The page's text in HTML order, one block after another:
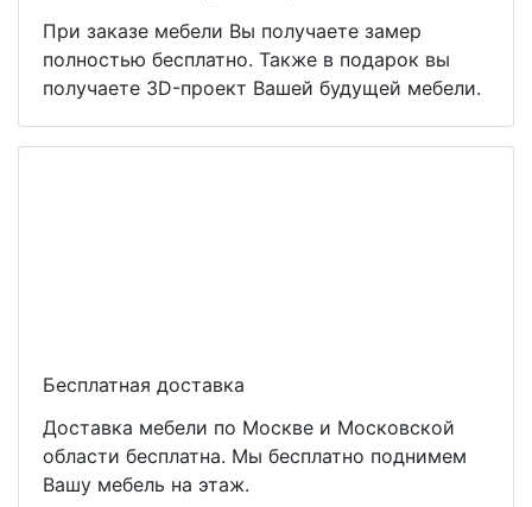
При заказе мебели Вы получаете замер
полностью бесплатно. Также в подарок вы
получаете 3D-проект Вашей будущей мебели.
Бесплатная доставка
Доставка мебели по Москве и Московской
области бесплатна. Мы бесплатно поднимем
Вашу мебель на этаж.